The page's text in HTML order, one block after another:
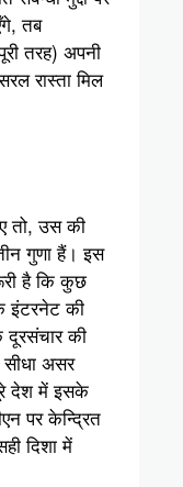
तब
तरह) अपनी
रास्ता मिल
तो, उस की
गुणा हैं। इस
है कि कुछ
इंटरनेट की
की
असर
देश में इसके
पर केन्द्रित
दिशा में